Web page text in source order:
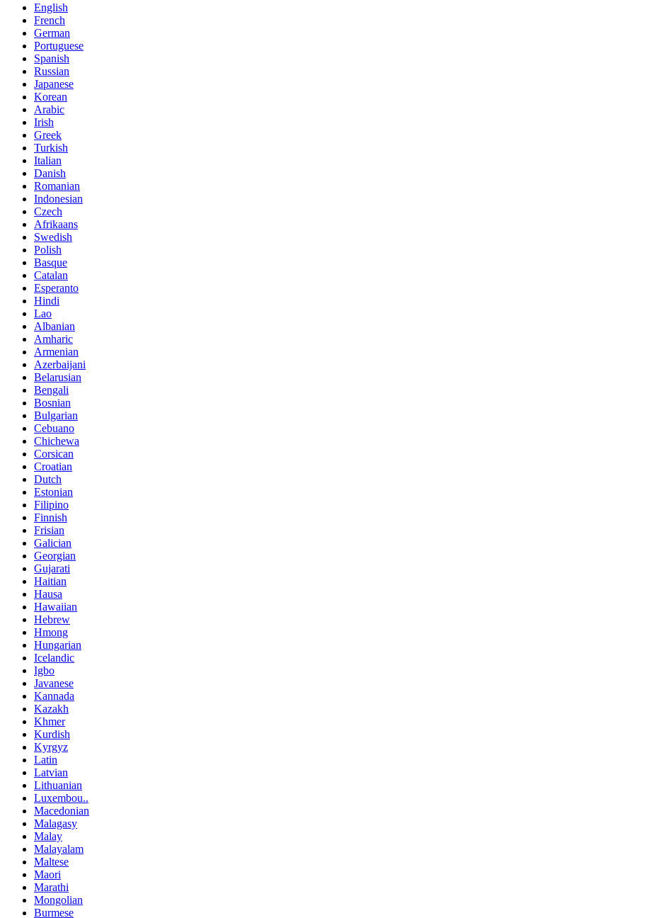
English
French
German
Portuguese
Spanish
Russian
Japanese
Korean
Arabic
Irish
Greek
Turkish
Italian
Danish
Romanian
Indonesian
Czech
Afrikaans
Swedish
Polish
Basque
Catalan
Esperanto
Hindi
Lao
Albanian
Amharic
Armenian
Azerbaijani
Belarusian
Bengali
Bosnian
Bulgarian
Cebuano
Chichewa
Corsican
Croatian
Dutch
Estonian
Filipino
Finnish
Frisian
Galician
Georgian
Gujarati
Haitian
Hausa
Hawaiian
Hebrew
Hmong
Hungarian
Icelandic
Igbo
Javanese
Kannada
Kazakh
Khmer
Kurdish
Kyrgyz
Latin
Latvian
Lithuanian
Luxembou..
Macedonian
Malagasy
Malay
Malayalam
Maltese
Maori
Marathi
Mongolian
Burmese